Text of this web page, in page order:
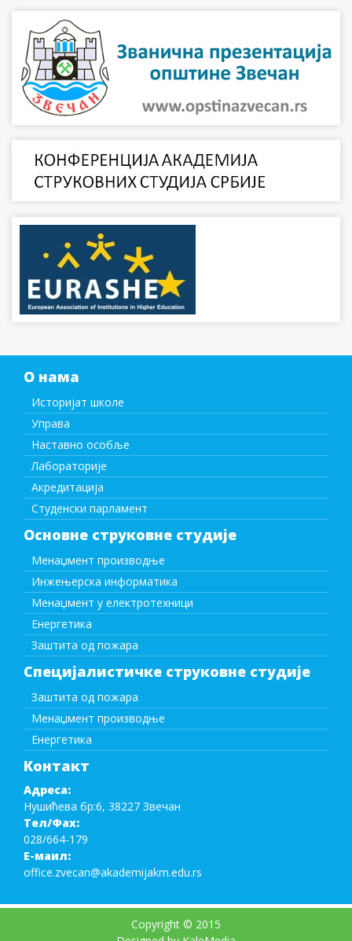
О нама
Историјат школе
Управа
Наставно особље
Лабораторије
Акредитација
Студенски парламент
Основне струковне студије
Менаџмент производње
Инжењерска информатика
Менаџмент у електротехници
Енергетика
Заштита од пожара
Специјалистичке струковне студије
Заштита од пожара
Менаџмент производње
Енергетика
Контакт
Адреса:
Нушићева бр:6, 38227 Звечан
Тел/Фаx:
028/664-179
Е-маил:
office.zvecan@akademijakm.edu.rs
Copyright © 2015